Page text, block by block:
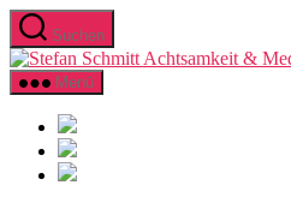
Direkt
zum
Inhalt
wechseln
Suchen
Menü